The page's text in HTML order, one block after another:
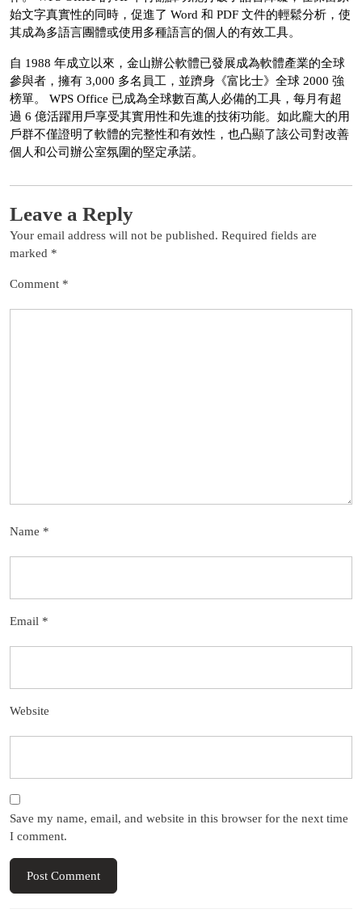
始文字真實性的同時，促進了 Word 和 PDF 文件的輕鬆分析，使
其成為多語言團體或使用多種語言的個人的有效工具。
自 1988 年成立以來，金山辦公軟體已發展成為軟體產業的全球
參與者，擁有 3,000 多名員工，並躋身《富比士》全球 2000 強
榜單。 WPS Office 已成為全球數百萬人必備的工具，每月有超
過 6 億活躍用戶享受其實用性和先進的技術功能。如此龐大的用
戶群不僅證明了軟體的完整性和有效性，也凸顯了該公司對改善
個人和公司辦公室氛圍的堅定承諾。
Leave a Reply
Your email address will not be published. Required fields are
marked *
Comment *
Name *
Email *
Website
Save my name, email, and website in this browser for the next time
I comment.